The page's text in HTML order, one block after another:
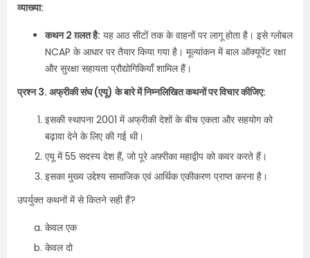
व्याख्या:
कथन 2 ग़लत है: यह आठ सीटों तक के वाहनों पर लागू होता है। इसे ग्लोबल
NCAP के आधार पर तैयार किया गया है। मूल्यांकन में बाल ऑक्यूपेंट रक्षा
और सुरक्षा सहायता प्रौद्योगिकियाँ शामिल हैं।
प्रश्न 3. अफ्रीकी संघ (एयू) के बारे में निम्नलिखित कथनों पर विचार कीजिए:
इसकी स्थापना 2001 में अफ्रीकी देशों के बीच एकता और सहयोग को
बढ़ावा देने के लिए की गई थी।
एयू में 55 सदस्य देश हैं, जो पूरे अफ़्रीका महाद्वीप को कवर करते हैं।
इसका मुख्य उद्देश्य सामाजिक एवं आर्थिक एकीकरण प्राप्त करना है।
उपर्युक्त कथनों में से कितने सही हैं?
केवल एक
केवल दो